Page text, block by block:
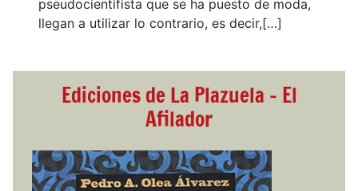
pseudocientifista que se ha puesto de moda,
llegan a utilizar lo contrario, es decir,[…]
Ediciones de La Plazuela - El
Afilador